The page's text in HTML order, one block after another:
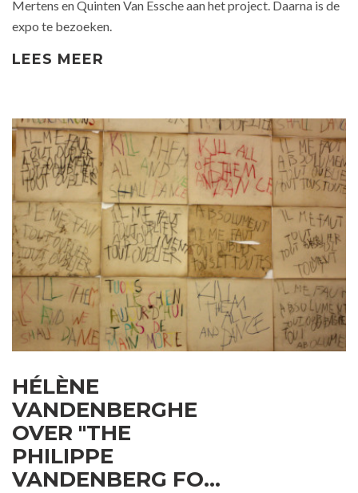
Mertens en Quinten Van Essche aan het project. Daarna is de
expo te bezoeken.
LEES MEER
HÉLÈNE
VANDENBERGHE
OVER "THE
PHILIPPE
VANDENBERG FOUNDATION"